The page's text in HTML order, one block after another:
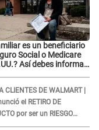
es un beneficiario
Social o Medicare
Así debes informar
CLIENTES DE WALMART |
el RETIRO DE
por ser un RIESGO
para consumidores: ¿Cuál